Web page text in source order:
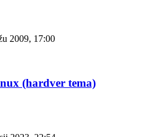
2009, 17:00
(hardver tema)